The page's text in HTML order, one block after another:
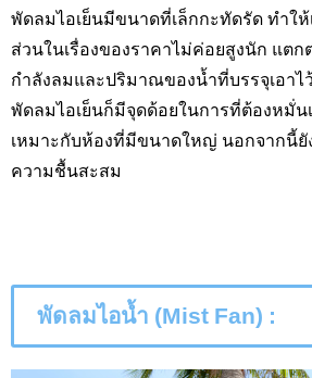
พัดลมไอเย็นมีขนาดที่เล็กกะทัดรัด ทำใ
ส่วนในเรื่องของราคาไม่ค่อยสูงนัก แตก
กำลังลมและปริมาณของน้ำที่บรรจุเอาไ
พัดลมไอเย็นก็มีจุดด้อยในการที่ต้องหมั่น
เหมาะกับห้องที่มีขนาดใหญ่ นอกจากนี้ยั
ความชื้นสะสม
พัดลมไอน้ำ (Mist Fan) :